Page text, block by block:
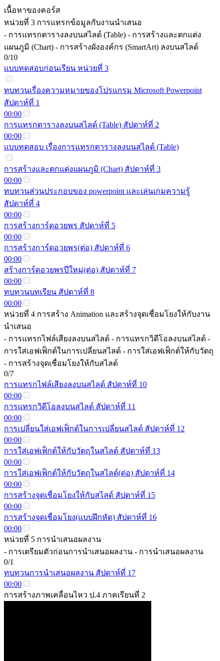
เนื้อหาของคอร์ส
หน่วยที่ 3 การแทรกข้อมูลกับงานนำเสนอ
- การแทรกตารางลงบนสไลด์ (Table) - การสร้างและตกแต่ง
แผนภูมิ (Chart) - การสร้างผังองค์กร (SmartArt) ลงบนสไลด์
0/10
แบบทดสอบก่อนเรียน หน่วยที่ 3
ทบทวนเรื่องความหมายของโปรแกรม Microsoft Powerpoint
สัปดาห์ที่ 1
00:00
การแทรกตารางลงบนสไลด์ (Table) สัปดาห์ที่ 2
00:00
แบบทดสอบ เรื่องการแทรกตารางลงบนสไลด์ (Table)
การสร้างและตกแต่งแผนภูมิ (Chart) สัปดาห์ที่ 3
00:00
ทบทวนส่วนประกอบของ powerpoint และเล่นเกมความรู้
สัปดาห์ที่ 4
00:00
การสร้างการ์ดอวยพร สัปดาห์ที่ 5
00:00
การสร้างการ์ดอวยพร(ต่อ) สัปดาห์ที่ 6
00:00
สร้างการ์ดอวยพรปีใหม่(ต่อ) สัปดาห์ที่ 7
00:00
ทบทวนบทเรียน สัปดาห์ที่ 8
00:00
หน่วยที่ 4 การสร้าง Animation และสร้างจุดเชื่อมโยงให้กับงาน
นำเสนอ
- การแทรกไฟล์เสียงลงบนสไลด์ - การแทรกวิดีโอลงบนสไลด์ -
การใส่เอฟเฟ็กต์ในการเปลี่ยนสไลด์ - การใส่เอฟเฟ็กต์ให้กับวัตถุ
- การสร้างจุดเชื่อมโยงให้กับสไลด์
0/7
การแทรกไฟล์เสียงลงบนสไลด์ สัปดาห์ที่ 10
00:00
การแทรกวิดีโอลงบนสไลด์ สัปดาห์ที่ 11
00:00
การเปลี่ยนใส่เอฟเฟ็กต์ในการเปลี่ยนสไลด์ สัปดาห์ที่ 12
00:00
การใส่เอฟเฟ็กต์ให้กับวัตถุในสไลด์ สัปดาห์ที่ 13
00:00
การใส่เอฟเฟ็กต์ให้กับวัตถุในสไลด์(ต่อ) สัปดาห์ที่ 14
00:00
การสร้างจุดเชื่อมโยงให้กับสไลด์ สัปดาห์ที่ 15
00:00
การสร้างจุดเชื่อมโยง(แบบฝึกหัด) สัปดาห์ที่ 16
00:00
หน่วยที่ 5 การนำเสนอผลงาน
- การเตรียมตัวก่อนการนำเสนอผลงาน - การนำเสนอผลงาน
0/1
ทบทวนการนำเสนอผลงาน สัปดาห์ที่ 17
00:00
การสร้างภาพเคลื่อนไหว ป.4 ภาคเรียนที่ 2